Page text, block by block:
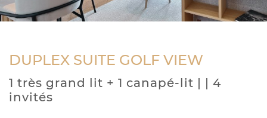
DUPLEX SUITE GOLF VIEW
1 très grand lit + 1 canapé-lit | | 4
invités